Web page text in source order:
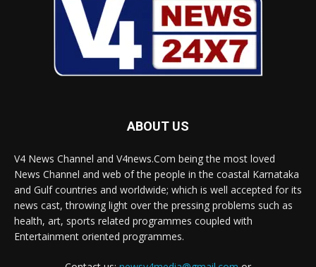
ABOUT US
V4 News Channel and V4news.Com being the most loved
News Channel and web of the people in the coastal Karnataka
and Gulf countries and worldwide; which is well accepted for its
news cast, throwing light over the pressing problems such as
health, art, sports related programmes coupled with
Entertainment oriented programmes.